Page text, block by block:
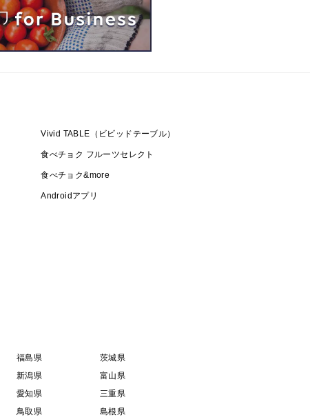
Vivid TABLE（ビビッドテーブル）
食べチョク フルーツセレクト
食べチョク&more
Androidアプリ
福島県
茨城県
新潟県
富山県
愛知県
三重県
鳥取県 島根県